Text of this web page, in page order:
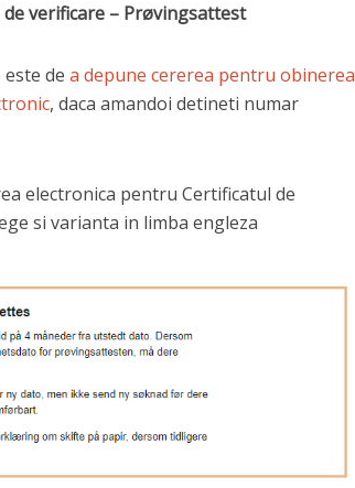
verificare – Prøvingsattest
de a depune cererea pentru obinerea
, daca amandoi detineti numar
electronica pentru Certificatul de
si varianta in limba engleza